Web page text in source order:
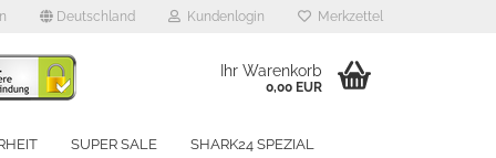
Deutschland Kundenlogin Merkzettel
Ihr Warenkorb
0,00 EUR
SUPER SALE SHARK24 SPEZIAL